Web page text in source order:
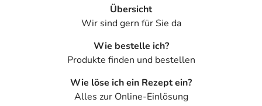
Übersicht
Wir sind gern für Sie da
Wie bestelle ich?
Produkte finden und bestellen
Wie löse ich ein Rezept ein?
Alles zur Online-Einlösung